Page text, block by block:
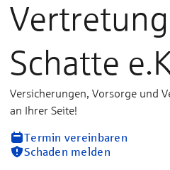
Schatte
Versicherungen, Vorsorge und
an Ihrer Seite!
Termin vereinbaren
Schaden melden